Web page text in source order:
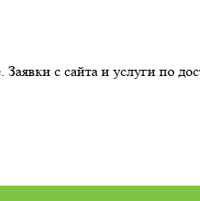
с сайта и услуги по